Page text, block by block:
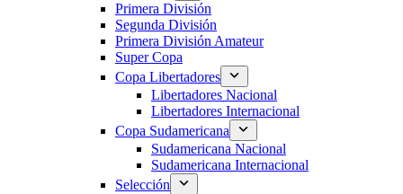
Primera División
Segunda División
Primera División Amateur
Super Copa
Copa Libertadores
Libertadores Nacional
Libertadores Internacional
Copa Sudamericana
Sudamericana Nacional
Sudamericana Internacional
Selección